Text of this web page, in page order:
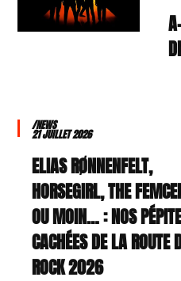
/NEWS
21 JUILLET 2026
ELIAS RØNNENFELT,
HORSEGIRL, THE
OU MOIN… : NOS
CACHÉES DE LA ROUTE
ROCK 2026